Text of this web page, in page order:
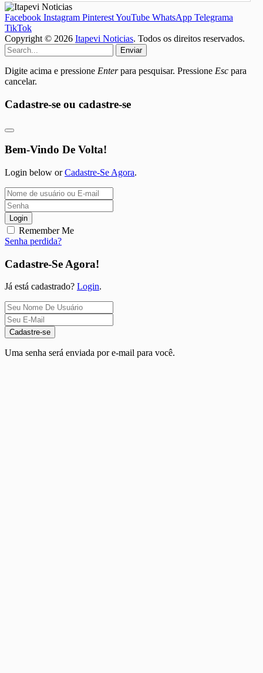
Facebook Instagram PinterestYouTube WhatsApp Telegrama
TikTok
Copyright © 2026 Itapevi Noticias. Todos os direitos reservados.
Enviar
Digite acima e pressione Enterpara pesquisar. Pressione Esc para
cancelar.
Cadastre-se ou cadastre-se
Bem-Vindo De Volta!
Login below orCadastre-Se Agora.
Login
Remember Me
Senha perdida?
Cadastre-Se Agora!
Já está cadastrado? Login.
Cadastre-se
Uma senha será enviada por e-mail para você.